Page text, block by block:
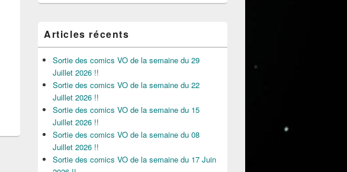
Articles récents
Sortie des comics VO de la semaine du 29
Juillet 2026 !!
Sortie des comics VO de la semaine du 22
Juillet 2026 !!
Sortie des comics VO de la semaine du 15
Juillet 2026 !!
Sortie des comics VO de la semaine du 08
Juillet 2026 !!
Sortie des comics VO de la semaine du 17 Juin